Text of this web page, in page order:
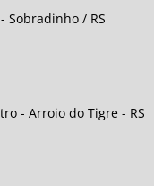
Sobradinho / RS
- Arroio do Tigre - RS